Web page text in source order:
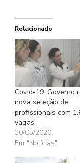
Relacionado
Covid-19: Governo
nova seleção de
profissionais com
vagas
30/05/2020
Em "Notícias"